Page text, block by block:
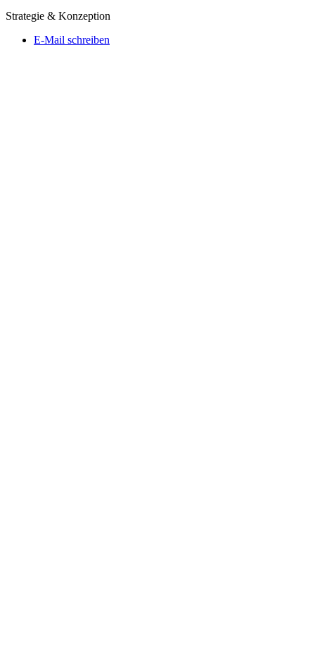
Strategie & Konzeption
E-Mail schreiben